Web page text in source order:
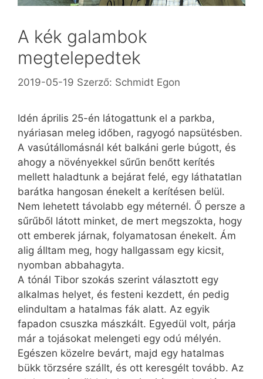
A kék galambok
megtelepedtek
2019-05-19 Szerző: Schmidt Egon
Idén április 25-én látogattunk el a parkba,
nyáriasan meleg időben, ragyogó napsütésben.
A vasútállomásnál két balkáni gerle búgott, és
ahogy a növényekkel sűrűn benőtt kerítés
mellett haladtunk a bejárat felé, egy láthatatlan
barátka hangosan énekelt a kerítésen belül.
Nem lehetett távolabb egy méternél. Ő persze a
sűrűből látott minket, de mert megszokta, hogy
ott emberek járnak, folyamatosan énekelt. Ám
alig álltam meg, hogy hallgassam egy kicsit,
nyomban abbahagyta.
A tónál Tibor szokás szerint választott egy
alkalmas helyet, és festeni kezdett, én pedig
elindultam a hatalmas fák alatt. Az egyik
fapadon csuszka mászkált. Egyedül volt, párja
már a tojásokat melengeti egy odú mélyén.
Egészen közelre bevárt, majd egy hatalmas
bükk törzsére szállt, és ott keresgélt tovább. Az